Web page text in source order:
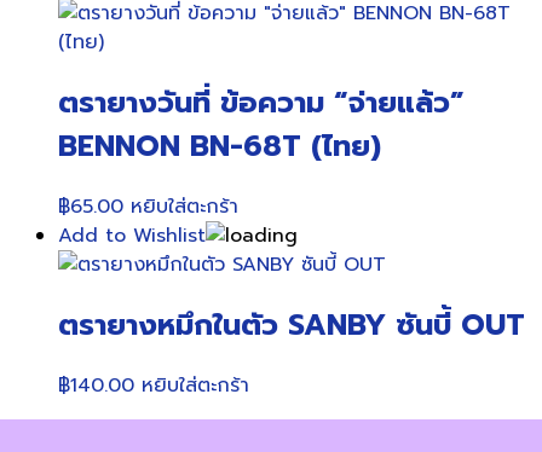
ตรายางวันที่ ข้อความ “จ่ายแล้ว”
BENNON BN-68T (ไทย)
฿65.00 หยิบใส่ตะกร้า
Add to Wishlist
ตรายางหมึกในตัว SANBY ซันบี้ OUT
฿140.00 หยิบใส่ตะกร้า